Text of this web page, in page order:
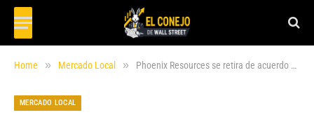
Home » Mercado Local » Phoenix Resources se retira de acuerdo con GeoPark en Vaca Muerta por trabas regulatorias
MERCADO LOCAL